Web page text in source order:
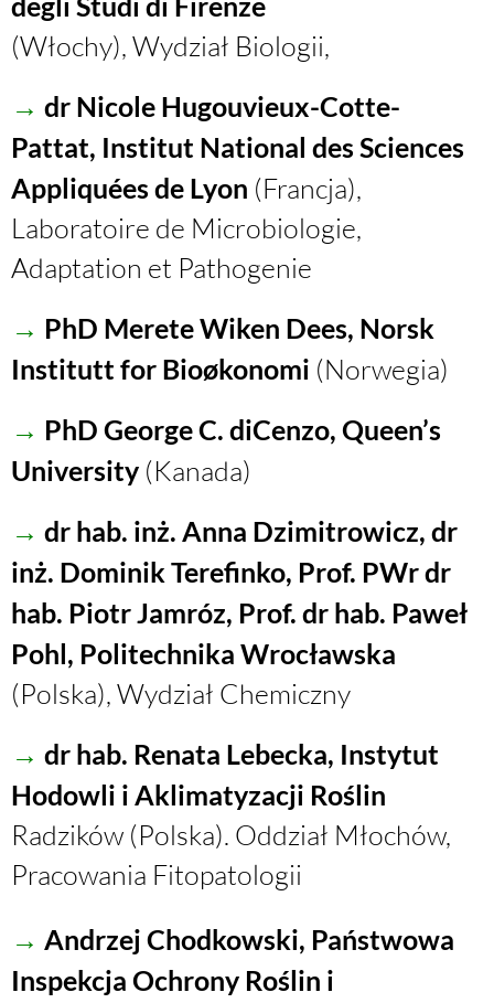
(Włochy),Wydział Biologii,
→ dr Nicole Hugouvieux-Cotte-
Pattat, Institut National des Sciences
Appliquées de Lyon (Francja),
Laboratoire de Microbiologie,
Adaptation et Pathogenie
→ PhD Merete Wiken Dees, Norsk
Institutt for Bioøkonomi (Norwegia)
→ PhD George C. diCenzo, Queen’s
University (Kanada)
→ dr hab. inż. Anna Dzimitrowicz, dr
inż. Dominik Terefinko, Prof. PWr dr
hab. Piotr Jamróz, Prof. dr hab. Paweł
Pohl, Politechnika Wrocławska
(Polska), Wydział Chemiczny
→ dr hab. Renata Lebecka, Instytut
Hodowli i Aklimatyzacji Roślin
Radzików (Polska). Oddział Młochów,
Pracowania Fitopatologii
→ Andrzej Chodkowski, Państwowa
Inspekcja Ochrony Roślin i